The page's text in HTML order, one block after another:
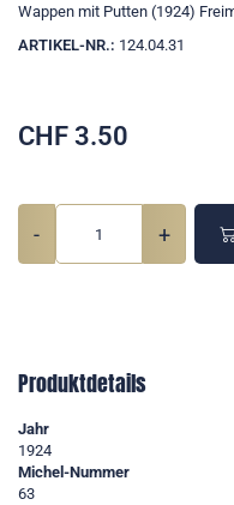
Wappen mit Putten (1924)
ARTIKEL-NR.: 124.04.31
CHF 3.50
- +
Produktdetails
Jahr
1924
Michel-Nummer
63